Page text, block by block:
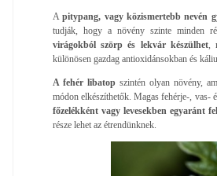
Apitypang, vagy közismertebb nevén
tudják, hogy a növény szinte minden
virágokból szörp és lekvár készülhet,
különösen gazdag antioxidánsokban és
A fehér libatopszintén olyan növény,
módon elkészíthetők. Magas fehérje-, vas-
főzelékként vagy levesekben egyaránt
része lehet az étrendünknek.